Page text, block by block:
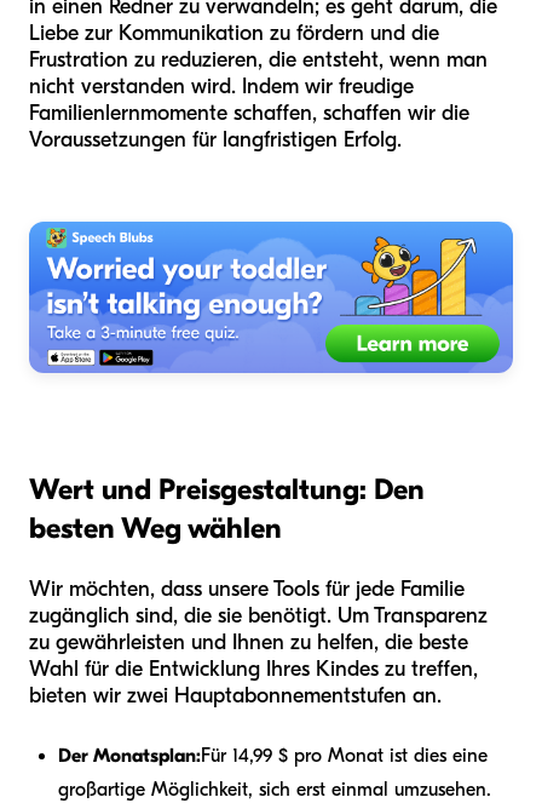
in einen Redner zu verwandeln; es geht darum, die
Liebe zur Kommunikation zu fördern und die
Frustration zu reduzieren, die entsteht, wenn man
nicht verstanden wird. Indem wir freudige
Familienlernmomente schaffen, schaffen wir die
Voraussetzungen für langfristigen Erfolg.
Wert und Preisgestaltung: Den
besten Weg wählen
Wir möchten, dass unsere Tools für jede Familie
zugänglich sind, die sie benötigt. Um Transparenz
zu gewährleisten und Ihnen zu helfen, die beste
Wahl für die Entwicklung Ihres Kindes zu treffen,
bieten wir zwei Hauptabonnementstufen an.
Der Monatsplan:Für 14,99 $ pro Monat ist dies eine
großartige Möglichkeit, sich erst einmal umzusehen.